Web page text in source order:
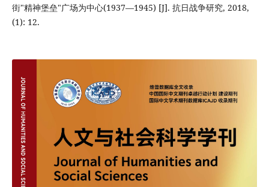
街"精神堡垒"广场为中心(1937—1945) [J]. 抗日战争研究, 2018,
(1): 12.